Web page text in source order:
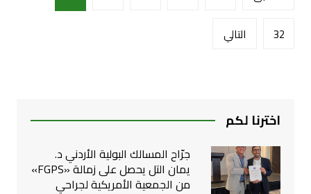
صفحات
المقالات
32
التالي
اخترنا لكم
جرّاح المسالك البولية الأردني د.
يمان التل يحصل على زمالة «FGPS»
من الجمعية الأمريكية لجراحي